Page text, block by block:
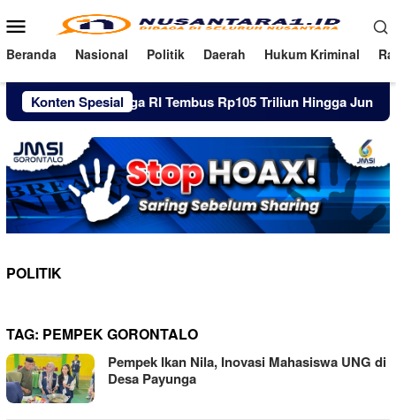
ke
konten
Menu
Mobile
Beranda Nasional Politik Daerah Hukum Kriminal
Konten Spesial
Pinjol Warga RI Tembus Rp105 Triliun Hingga Juni 2026
POLITIK
TAG: PEMPEK GORONTALO
Pempek Ikan Nila, Inovasi Mahasiswa UNG di
Desa Payunga